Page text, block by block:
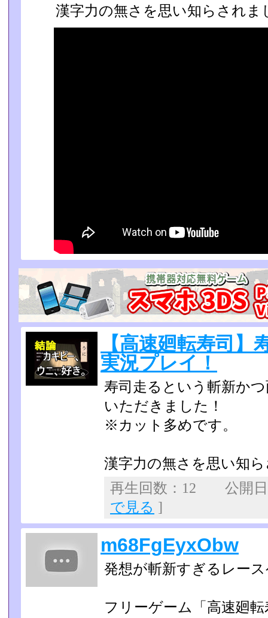
漢字力の無さを思い知らされ
【高速廻転寿司
実況プレイ！
寿司走るという斬新か
いただきました！
※カット多めです。
漢字力の無さを思い知
再生回数：12 公開
で見る ]
m68FgEyxObw
発想が斬新すぎるレー
フリーゲーム「高速廻